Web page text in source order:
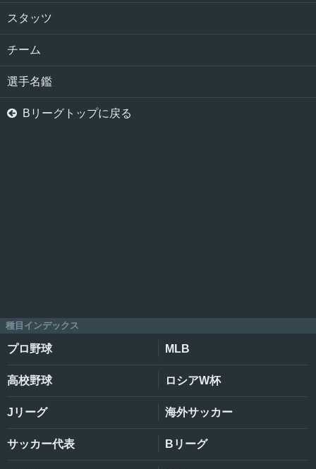
スタッツ
チーム
選手名鑑
 Bリーグトップに戻る
種目インデックス
プロ野球 MLB
高校野球 ロシアW杯
Jリーグ 海外サッカー
サッカー代表 Bリーグ